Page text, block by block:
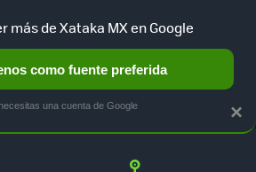
COMPRAS MERCADO LIBRE ×
más de Xataka MX en Google
como fuente preferida
una cuenta de Google